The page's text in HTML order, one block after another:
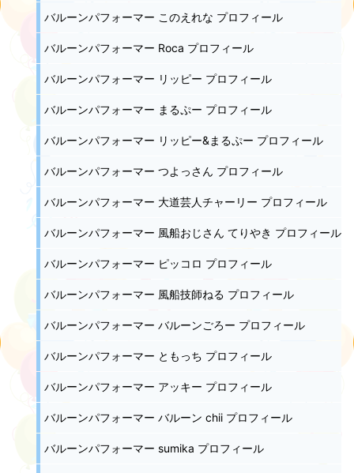
バルーンパフォーマー このえれな プロフィール
バルーンパフォーマー Roca プロフィール
バルーンパフォーマー リッピー プロフィール
バルーンパフォーマー まるぷー プロフィール
バルーンパフォーマー リッピー&まるぷー プロフィール
バルーンパフォーマー つよっさん プロフィール
バルーンパフォーマー 大道芸人チャーリー プロフィール
バルーンパフォーマー 風船おじさん てりやき プロフィール
バルーンパフォーマー ピッコロ プロフィール
バルーンパフォーマー 風船技師ねる プロフィール
バルーンパフォーマー バルーンごろー プロフィール
バルーンパフォーマー ともっち プロフィール
バルーンパフォーマー アッキー プロフィール
バルーンパフォーマー バルーン chii プロフィール
バルーンパフォーマー sumika プロフィール